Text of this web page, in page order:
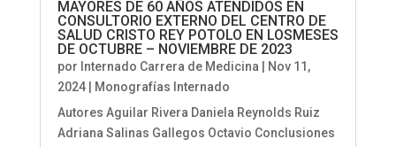
MAYORES DE 60 AÑOS ATENDIDOS EN
CONSULTORIO EXTERNO DEL CENTRO DE
SALUD CRISTO REY POTOLO EN LOSMESES
DE OCTUBRE – NOVIEMBRE DE 2023
por Internado Carrera de Medicina
Nov 11,
2024|
Monografías Internado
Autores Aguilar Rivera Daniela Reynolds Ruiz
Adriana Salinas Gallegos Octavio Conclusiones